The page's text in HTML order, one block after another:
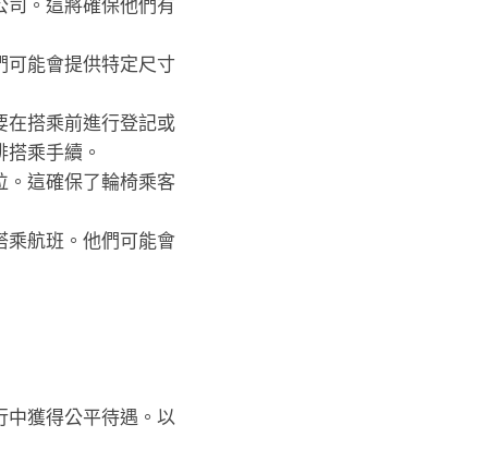
司。這將確保他們有
可能會提供特定尺寸
在搭乘前進行登記或
乘手續。
。這確保了輪椅乘客
乘航班。他們可能會
中獲得公平待遇。以